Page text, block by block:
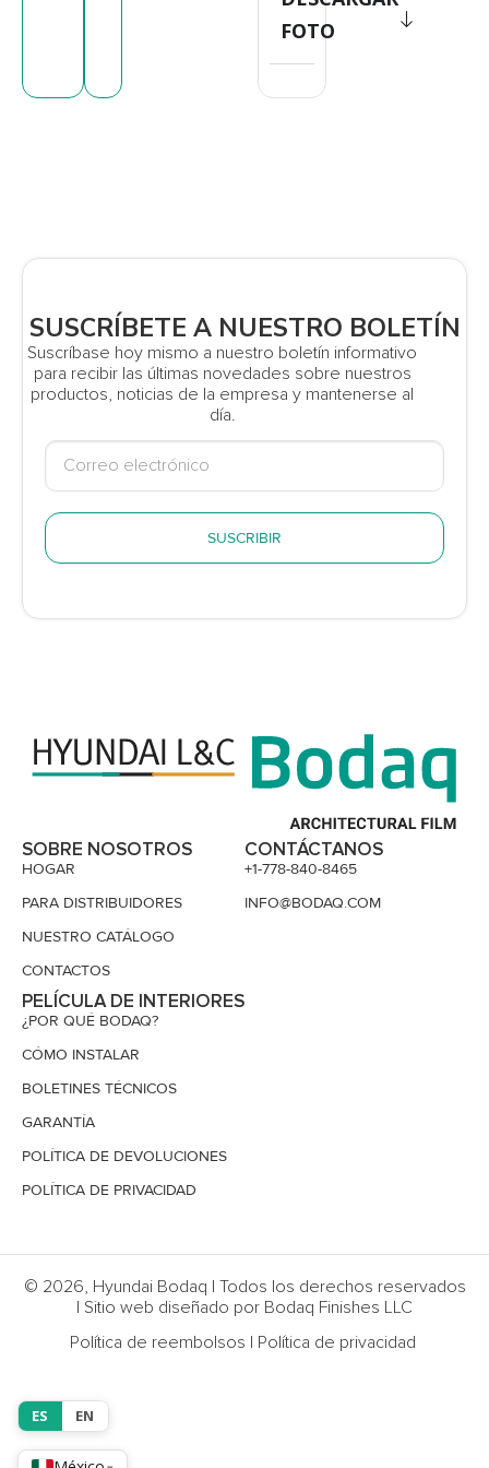
FOTO
SUSCRÍBETE A NUESTRO BOLETÍN
Suscríbase hoy mismo a nuestro boletín informativo
para recibir las últimas novedades sobre nuestros
productos, noticias de la empresa y mantenerse al
día.
SUSCRIBIR
SOBRE NOSOTROS
HOGAR
PARA DISTRIBUIDORES
NUESTRO CATÁLOGO
CONTACTOS
PELÍCULA DE INTERIORES
¿POR QUÉ BODAQ?
CÓMO INSTALAR
BOLETINES TÉCNICOS
GARANTÍA
POLÍTICA DE DEVOLUCIONES
POLÍTICA DE PRIVACIDAD
CONTÁCTANOS
+1-778-840-8465
INFO@BODAQ.COM
© 2026, Hyundai Bodaq | Todos los derechos reservados
| Sitio web diseñado por Bodaq Finishes LLC
Política de reembolsos | Política de privacidad
ES EN